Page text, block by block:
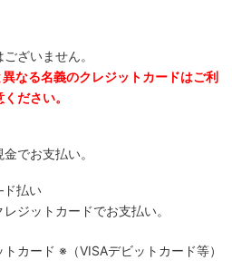
ざいません。
なる名義のクレジットカードはご利
ださい。
でお支払い。
払い
ジットカードでお支払い。
トカード ※（VISAデビットカード等）